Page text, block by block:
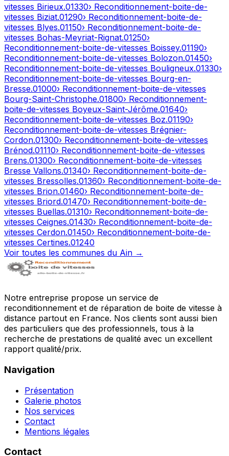
vitesses Birieux.01330› Reconditionnement-boite-de-
vitesses Biziat.01290› Reconditionnement-boite-de-
vitesses Blyes.01150› Reconditionnement-boite-de-
vitesses Bohas-Meyriat-Rignat.01250›
Reconditionnement-boite-de-vitesses Boissey.01190›
Reconditionnement-boite-de-vitesses Bolozon.01450›
Reconditionnement-boite-de-vitesses Bouligneux.01330›
Reconditionnement-boite-de-vitesses Bourg-en-
Bresse.01000› Reconditionnement-boite-de-vitesses
Bourg-Saint-Christophe.01800› Reconditionnement-
boite-de-vitesses Boyeux-Saint-Jérôme.01640›
Reconditionnement-boite-de-vitesses Boz.01190›
Reconditionnement-boite-de-vitesses Brégnier-
Cordon.01300› Reconditionnement-boite-de-vitesses
Brénod.01110› Reconditionnement-boite-de-vitesses
Brens.01300› Reconditionnement-boite-de-vitesses
Bresse Vallons.01340› Reconditionnement-boite-de-
vitesses Bressolles.01360› Reconditionnement-boite-de-
vitesses Brion.01460› Reconditionnement-boite-de-
vitesses Briord.01470› Reconditionnement-boite-de-
vitesses Buellas.01310› Reconditionnement-boite-de-
vitesses Ceignes.01430› Reconditionnement-boite-de-
vitesses Cerdon.01450› Reconditionnement-boite-de-
vitesses Certines.01240
Voir toutes les communes du Ain →
Notre entreprise propose un service de
reconditionnement et de réparation de boite de vitesse à
distance partout en France. Nos clients sont aussi bien
des particuliers que des professionnels, tous à la
recherche de prestations de qualité avec un excellent
rapport qualité/prix.
Navigation
Présentation
Galerie photos
Nos services
Contact
Mentions légales
Contact